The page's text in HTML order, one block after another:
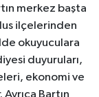
merkez başta
ilçelerinden
okuyuculara
duyuruları,
ekonomi ve
Bartın